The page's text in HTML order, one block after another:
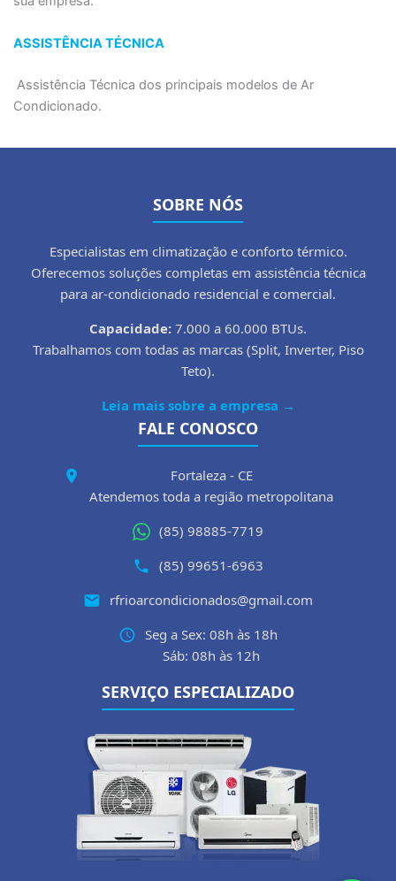
ASSISTÊNCIA TÉCNICA
Assistência Técnica dos principais modelos de Ar
Condicionado.
SOBRE NÓS
Especialistas em climatização e conforto térmico.
Oferecemos soluções completas em assistência técnica
para ar-condicionado residencial e comercial.
Capacidade: 7.000 a 60.000 BTUs.
Trabalhamos com todas as marcas (Split, Inverter, Piso
Teto).
Leia mais sobre a empresa →
FALE CONOSCO
Fortaleza - CE
Atendemos toda a região metropolitana
(85) 98885-7719
(85) 99651-6963
rfrioarcondicionados@gmail.com
Seg a Sex: 08h às 18h
Sáb: 08h às 12h
SERVIÇO ESPECIALIZADO